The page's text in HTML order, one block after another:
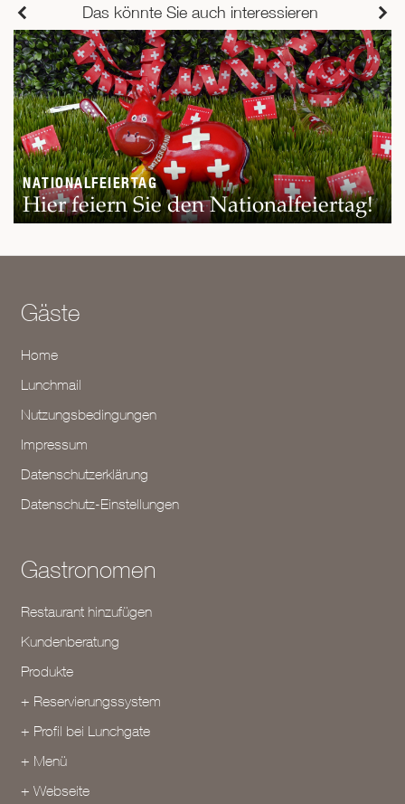
Das könnte Sie auch interessieren
NATIONALFEIERTAG
Hier feiern Sie den Nationalfeiertag!
Gäste
Home
Lunchmail
Nutzungsbedingungen
Impressum
Datenschutzerklärung
Datenschutz-Einstellungen
Gastronomen
Restaurant hinzufügen
Kundenberatung
Produkte
+ Reservierungssystem
+ Profil bei Lunchgate
+ Menü
+ Webseite